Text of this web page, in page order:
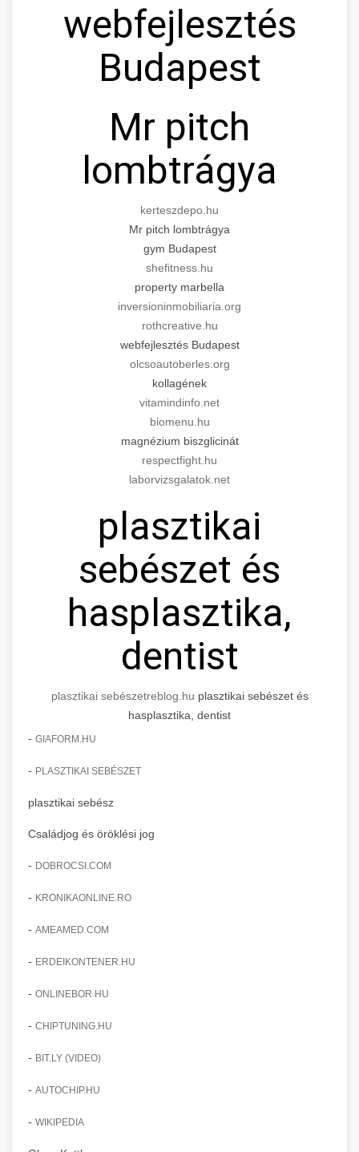
webfejlesztés
Budapest
Mr pitch
lombtrágya
kerteszdepo.hu
Mr pitch lombtrágya
gym Budapest
shefitness.hu
property marbella
inversioninmobiliaria.org
rothcreative.hu
webfejlesztés Budapest
olcsoautoberles.org
kollagének
vitamindinfo.net
biomenu.hu
magnézium biszglicinát
respectfight.hu
laborvizsgalatok.net
plasztikai
sebészet és
hasplasztika,
dentist
plasztikai sebészetreblog.hu plasztikai sebészet és
hasplasztika, dentist
- GIAFORM.HU
- PLASZTIKAI SEBÉSZET
plasztikai sebész
Családjog és öröklési jog
- DOBROCSI.COM
- KRONIKAONLINE.RO
- AMEAMED.COM
- ERDEIKONTENER.HU
- ONLINEBOR.HU
- CHIPTUNING.HU
- BIT.LY (VIDEO)
- AUTOCHIP.HU
- WIKIPEDIA